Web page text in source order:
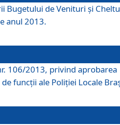
Bugetului de Venituri şi
anul 2013.
106/2013, privind aprobarea
funcţii ale Poliţiei Locale